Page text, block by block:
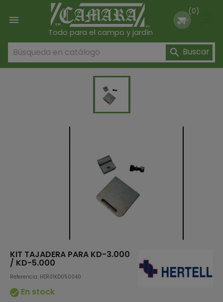

Todo para el campo y jardín
(0)
 Buscar
KIT TAJADERA PARA KD-3.000
/ KD-5.000
Referencia: HER01KD050040
 En stock